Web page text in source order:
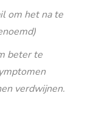
om het na te
beter te
verdwijnen.